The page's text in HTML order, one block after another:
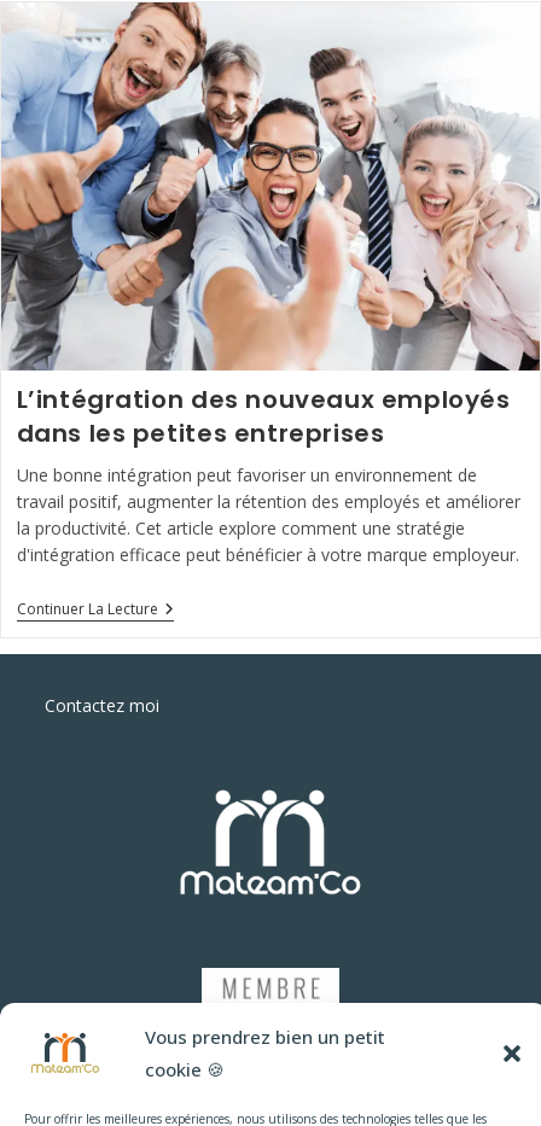
Vous prendrez bien un petit
cookie 🍪
Pour offrir les meilleures expériences, nous utilisons des technologies telles que les
Peuvent
Offrir
Des
Parcours
Professionnels
Attractifs
L’intégration des nouveaux employés
dans les petites entreprises
Une bonne intégration peut favoriser un environnement de
travail positif, augmenter la rétention des employés et améliorer
la productivité. Cet article explore comment une stratégie
d'intégration efficace peut bénéficier à votre marque employeur.
Continuer La LectureL’intégration
Des
Les
Contactez moi